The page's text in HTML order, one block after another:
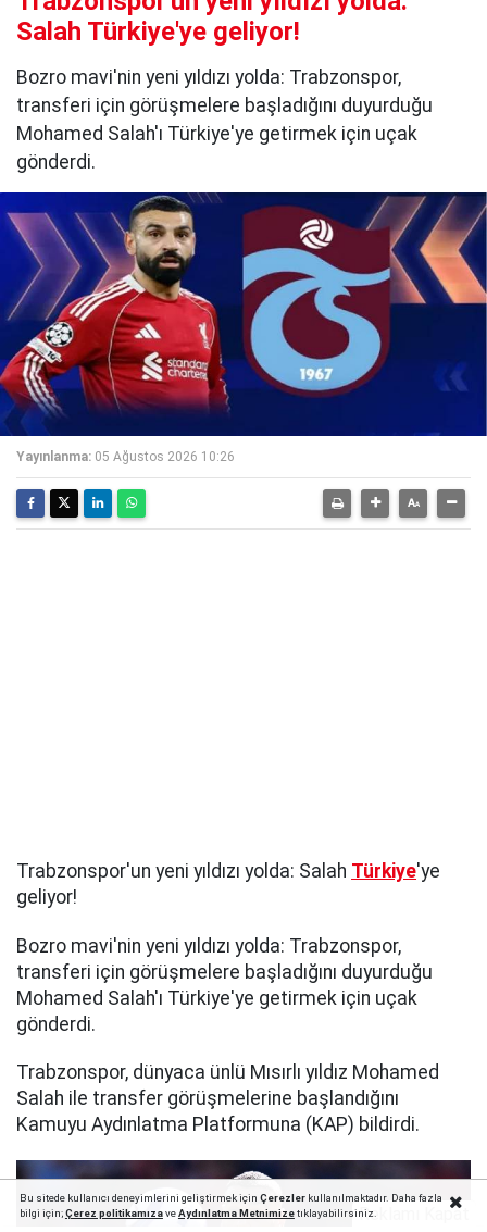
Salah Türkiye'ye geliyor!
Bozro mavi'nin yeni yıldızı yolda: Trabzonspor,
transferi için görüşmelere başladığını duyurduğu
Mohamed Salah'ı Türkiye'ye getirmek için uçak
gönderdi.
Yayınlanma: 05 Ağustos 2026 10:26
Trabzonspor'un yeni yıldızı yolda: Salah Türkiye'ye
geliyor!
Bozro mavi'nin yeni yıldızı yolda: Trabzonspor,
transferi için görüşmelere başladığını duyurduğu
Mohamed Salah'ı Türkiye'ye getirmek için uçak
gönderdi.
Trabzonspor, dünyaca ünlü Mısırlı yıldız Mohamed
Salah ile transfer görüşmelerine başlandığını
Kamuyu Aydınlatma Platformuna (KAP) bildirdi.
Bu sitede kullanıcı deneyimlerini geliştirmek için Çerezlerkullanılmaktadır. Daha fazla
bilgi için;Çerez politikamızaveAydınlatma Metnimizetıklayabilirsiniz.Reklamı Kapat